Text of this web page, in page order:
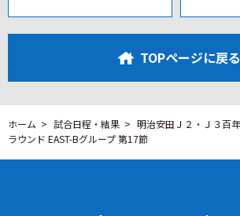
となり、攻守のスイッチ役としてチー
には安田選手のフリックから藤井選手が
す決定機を作ったものの、ここはわずか
定。追加点を奪うまでには至らなかった
甲府が相手陣内に押し込む時間を長く
うのかとか、メンバー交代をしてどう
くのかというのがちょっと明確ではない
に思ったので、今日ももちろん相手があ
みたいな形で、 4-2-4みたいな形で、ト
ンチの間で立ってプレーをするという選
ないかなというふうに今日も感じてまし
TOPページに戻る
ホーム 試合日程・結果
明治安田Ｊ２・Ｊ３百
ラウンド EAST-Bグループ 第17節